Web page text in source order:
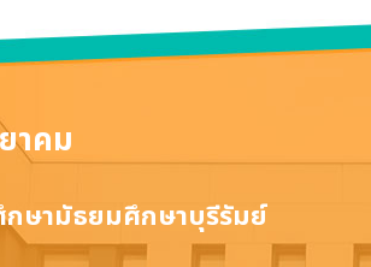
าคม
ษามัธยมศึกษาบุรีรัมย์